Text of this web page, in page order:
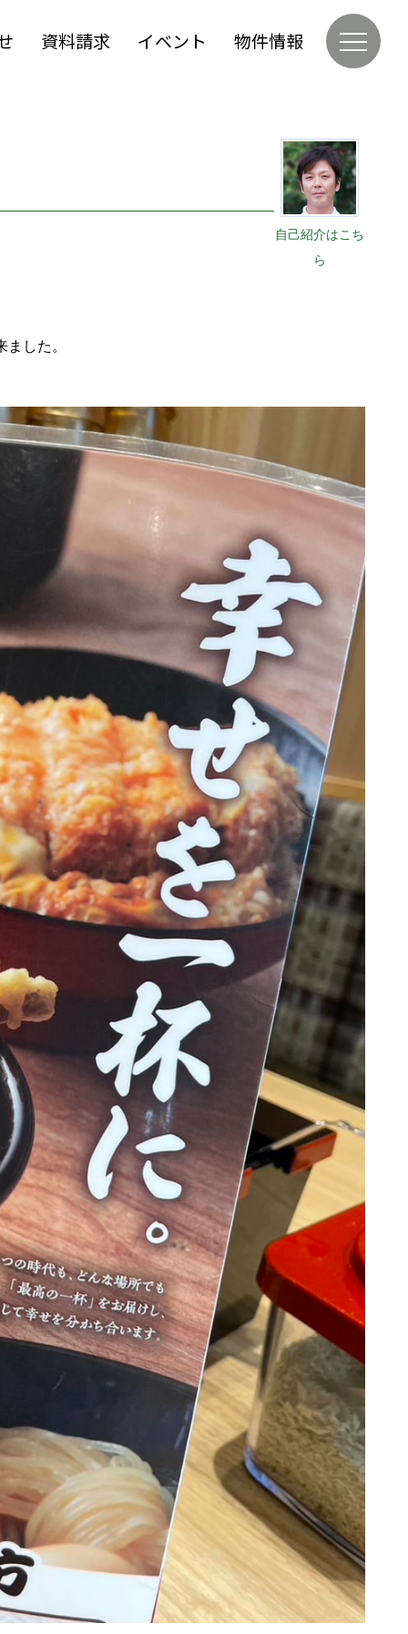
資料請求 イベント 物件情報
自己紹介はこち
ら
した。